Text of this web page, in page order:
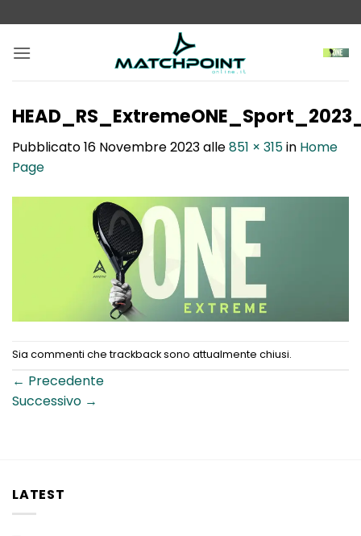
ai
contenuti
Pubblicato16 Novembre 2023alle851 × 315in Home
Page
Sia commenti che trackback sono attualmente chiusi.
← Precedente
Successivo →
LATEST